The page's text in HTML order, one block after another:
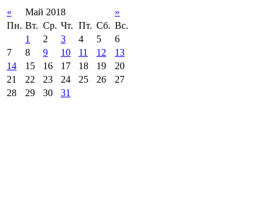
« Май 2018
»
Пн. Вт. Ср. Чт. Пт. Сб. Вс.
1
2 3 4 5
6
7
8 9 10 11 12
13
14
15 16 17 18 19
20
21
22 23 24 25 26
27
28
29 30 31